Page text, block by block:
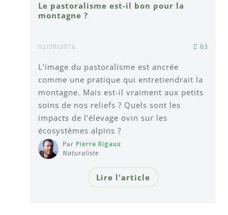
Le pastoralisme est-il bon pour la
montagne ?
02/09/2016 63
L’image du pastoralisme est ancrée
comme une pratique qui entretiendrait la
montagne. Mais est-il vraiment aux petits
soins de nos reliefs ? Quels sont les
impacts de l’élevage ovin sur les
écosystèmes alpins ?
Par Pierre Rigaux
Naturaliste
Lire l'article